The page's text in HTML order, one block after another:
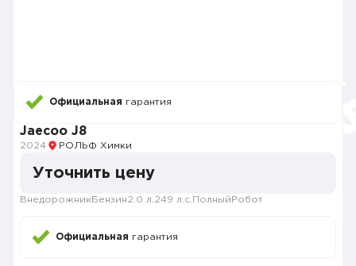
Официальная гарантия
Jaecoo J8
2024 РОЛЬФ Химки
Уточнить цену
Внедорожник Бензин2.0 л. 249 л.с. Полный Робот
Официальная гарантия